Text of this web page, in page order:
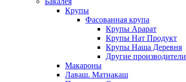
Крупы
Фасованная крупа
Крупы Арарат
Крупы Нат Продукт
Крупы Наша Деревня
Другие производители
Макароны
Лаваш. Матнакаш